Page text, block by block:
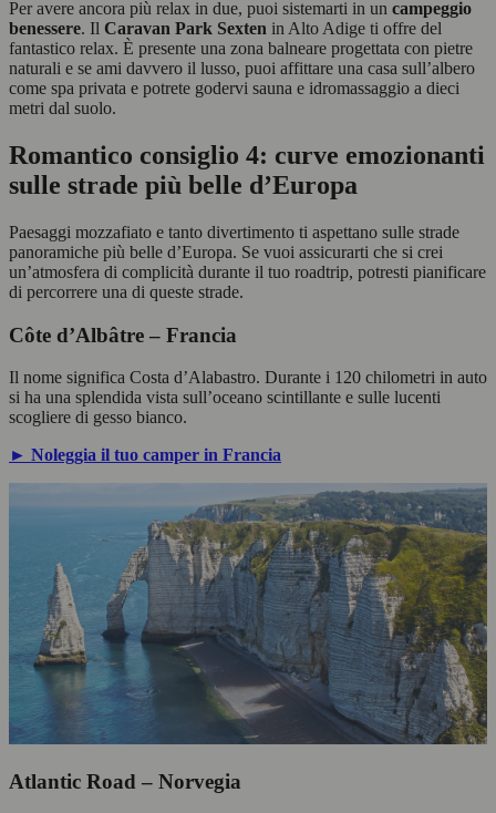
Per avere ancora più relax in due, puoi sistemarti in un campeggio
benessere. Il Caravan Park Sexten in Alto Adige ti offre del
fantastico relax. È presente una zona balneare progettata con pietre
naturali e se ami davvero il lusso, puoi affittare una casa sull’albero
come spa privata e potrete godervi sauna e idromassaggio a dieci
metri dal suolo.
Romantico consiglio 4: curve emozionanti
sulle strade più belle d’Europa
Paesaggi mozzafiato e tanto divertimento ti aspettano sulle strade
panoramiche più belle d’Europa. Se vuoi assicurarti che si crei
un’atmosfera di complicità durante il tuo roadtrip, potresti pianificare
di percorrere una di queste strade.
Côte d’Albâtre – Francia
Il nome significa Costa d’Alabastro. Durante i 120 chilometri in auto
si ha una splendida vista sull’oceano scintillante e sulle lucenti
scogliere di gesso bianco.
► Noleggia il tuo camper in Francia
Atlantic Road – Norvegia